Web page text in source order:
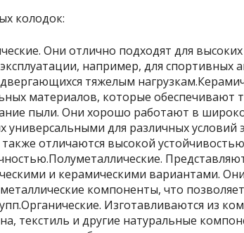
колодок:
Они отлично подходят для
например, для спортивных
тяжелым
материалов, которые обеспечивают
пыли. Они хорошо работают в
универсальными для различных условий
отличаются высокой
и керамическими вариантами.
компоненты, что
Изготавливаются из
текстиль и другие натуральные